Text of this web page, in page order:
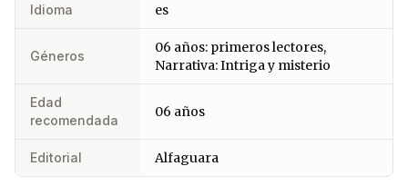
Idioma es
Géneros
06 años: primeros lectores,
Narrativa: Intriga y misterio
Edad
recomendada
06 años
Editorial Alfaguara